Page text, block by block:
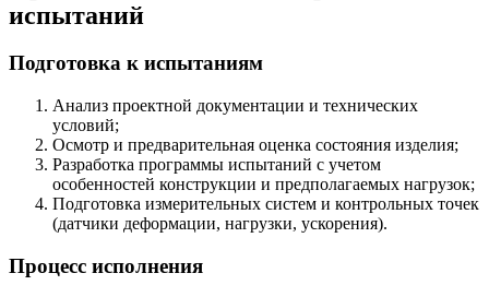
испытаний
Подготовка к испытаниям
Анализ проектной документации и технических
условий;
Осмотр и предварительная оценка состояния изделия;
Разработка программы испытаний с учетом
особенностей конструкции и предполагаемых нагрузок;
Подготовка измерительных систем и контрольных точек
(датчики деформации, нагрузки, ускорения).
Процесс исполнения